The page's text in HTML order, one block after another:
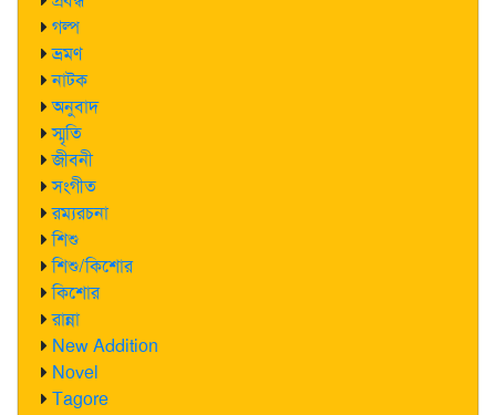
গল্প
ভ্রমণ
নাটক
অনুবাদ
স্মৃতি
জীবনী
সংগীত
রম্যরচনা
শিশু
শিশু/কিশোর
কিশোর
রান্না
New Addition
Novel
Tagore